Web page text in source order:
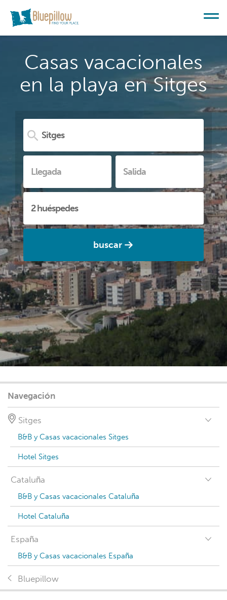
Casas vacacionales
en la playa en Sitges
buscar
Navegación
Sitges
B&B y Casas vacacionales Sitges
Hotel Sitges
Cataluña
B&B y Casas vacacionales Cataluña
Hotel Cataluña
España
B&B y Casas vacacionales España
Bluepillow